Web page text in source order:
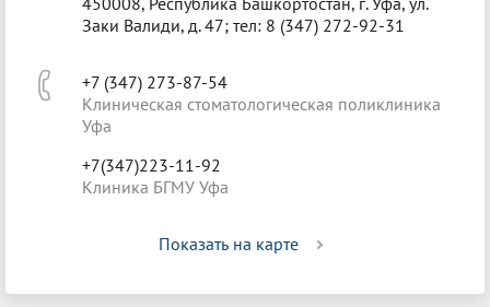
Заки Валиди, д. 47; тел: 8 (347) 272-92-31
+7 (347) 273-87-54
Клиническая стоматологическая поликлиника
Уфа
+7(347)223-11-92
Клиника БГМУ Уфа
Показать на карте